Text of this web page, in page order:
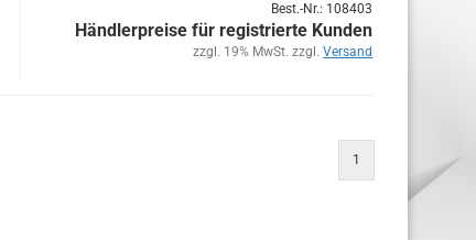
Best.-Nr.: 108403
Händlerpreise für registrierte Kunden
zzgl. 19% MwSt. zzgl.Versand
1